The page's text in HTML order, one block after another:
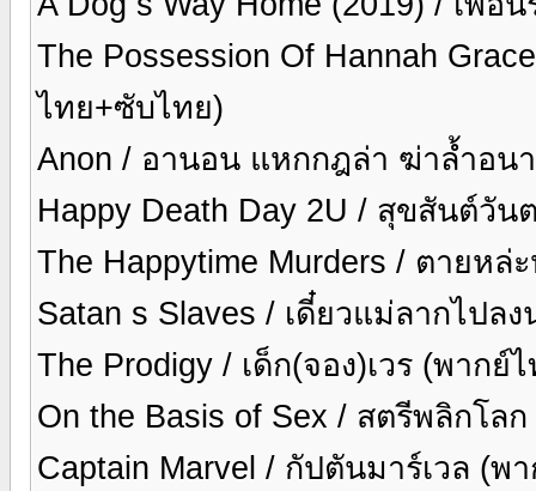
The Possession Of Hannah
ไทย+ซับไทย)
Anon / อานอน แหกกฎล่า ฆ่าล้ำอน
Happy Death Day 2U / สุขสันต์วั
The Happytime Murders / ตายห
Satan s Slaves / เดี๋ยวแม่ลากไปล
The Prodigy / เด็ก(จอง)เวร (พากย์
On the Basis of Sex / สตรีพลิกโล
Captain Marvel / กัปตันมาร์เวล (พ